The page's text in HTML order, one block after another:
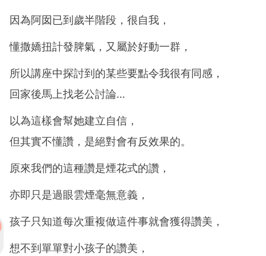
因為阿囡已到歲半階段，很自我，
懂撒嬌扭計發脾氣，又屬於好動一群，
所以講座中探討到的某些要點令我很有同感，
回家後馬上找老公討論…
以為這樣會幫她建立自信，
但其實不懂讚，是絕對會有反效果的。
原來我們的這種讚是煙花式的讚，
亦即只是過眼雲煙毫無意義，
孩子只知道每次重複做這件事就會獲得讚美，
想不到單單對小孩子的讚美，